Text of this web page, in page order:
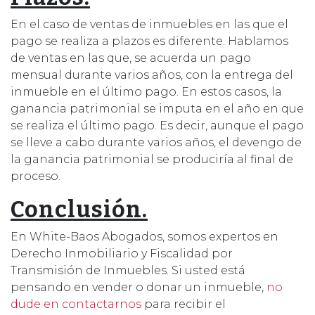
En el caso de ventas de inmuebles en las que el
pago se realiza a plazos es diferente. Hablamos
de ventas en las que, se acuerda un pago
mensual durante varios años, con la entrega del
inmueble en el último pago. En estos casos, la
ganancia patrimonial se imputa en el año en que
se realiza el último pago. Es decir, aunque el pago
se lleve a cabo durante varios años, el devengo de
la ganancia patrimonial se produciría al final de
proceso.
Conclusión.
En White-Baos Abogados, somos expertos en
Derecho Inmobiliario y Fiscalidad por
Transmisión de Inmuebles. Si usted está
pensando en vender o donar un inmueble, no
dude en contactarnos para recibir el